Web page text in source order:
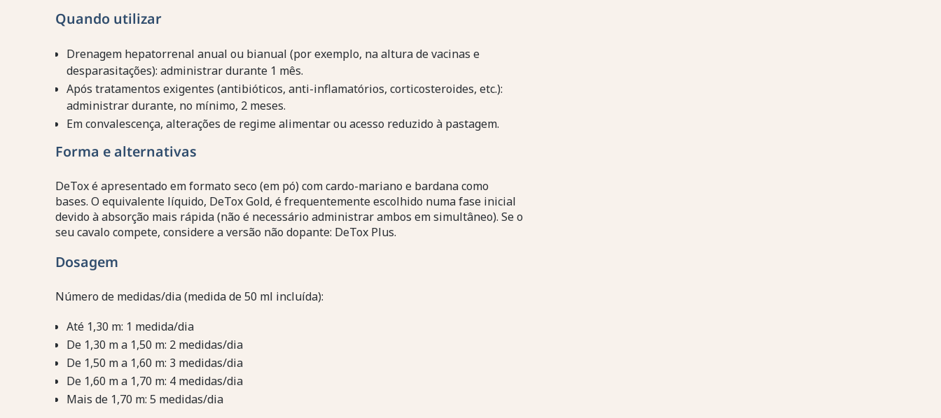
Quando utilizar
Drenagem hepatorrenal anual ou bianual (por exemplo, na altura de vacinas e
desparasitações): administrar durante 1 mês.
Após tratamentos exigentes (antibióticos, anti-inflamatórios, corticosteroides, etc.):
administrar durante, no mínimo, 2 meses.
Em convalescença, alterações de regime alimentar ou acesso reduzido à pastagem.
Forma e alternativas
DeTox é apresentado em formato seco (em pó) com cardo-mariano e bardana como
bases. O equivalente líquido, DeTox Gold, é frequentemente escolhido numa fase inicial
devido à absorção mais rápida (não é necessário administrar ambos em simultâneo). Se o
seu cavalo compete, considere a versão não dopante: DeTox Plus.
Dosagem
Número de medidas/dia (medida de 50 ml incluída):
Até 1,30 m: 1 medida/dia
De 1,30 m a 1,50 m: 2 medidas/dia
De 1,50 m a 1,60 m: 3 medidas/dia
De 1,60 m a 1,70 m: 4 medidas/dia
Mais de 1,70 m: 5 medidas/dia